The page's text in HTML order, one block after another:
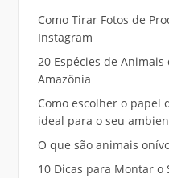
Como Tirar Fotos de
Instagram
20 Espécies de Animais
Amazônia
Como escolher o papel
ideal para o seu
O que são animais
10 Dicas para Montar